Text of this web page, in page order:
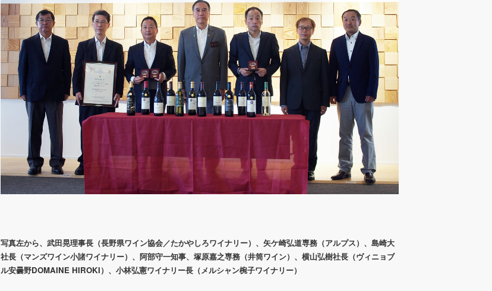
写真左から、武田晃理事長（長野県ワイン協会／たかやしろワイナリー）、矢ケ崎弘道専務（アルプス）、島崎大
社長（マンズワイン小諸ワイナリー）、阿部守一知事、塚原嘉之専務（井筒ワイン）、横山弘樹社長（ヴィニョブ
ル安曇野DOMAINE HIROKI）、小林弘憲ワイナリー長（メルシャン椀子ワイナリー）